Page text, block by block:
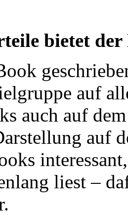
bietet
auf
auch auf
auf
liest –